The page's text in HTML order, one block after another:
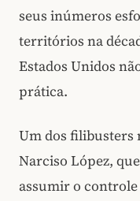
seus inúmeros
territórios na
Estados Unidos
prática.
Um dos filibusters
Narciso López,
assumir o